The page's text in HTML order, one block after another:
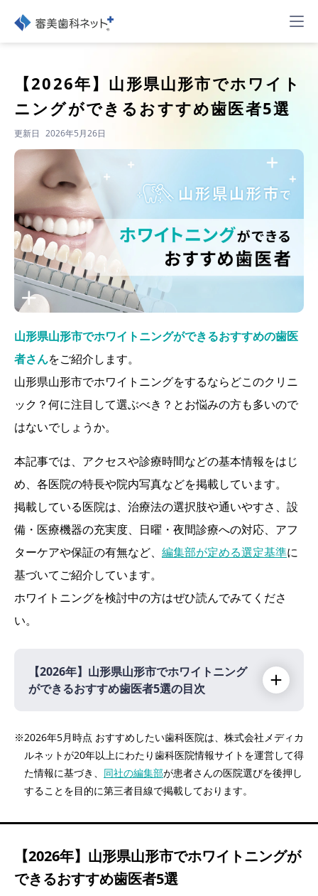
【2026年】 山形県山形市でホワイト
ニングができるおすすめ歯医者5選
更新日 2026年5月26日
山形県山形市でホワイトニングができるおすすめの歯医
者さんをご紹介します。
山形県山形市でホワイトニングをするならどこのクリニ
ック？何に注目して選ぶべき？とお悩みの方も多いので
はないでしょうか。
本記事では、アクセスや診療時間などの基本情報をはじ
め、各医院の特長や院内写真などを掲載しています。
掲載している医院は、治療法の選択肢や通いやすさ、設
備・医療機器の充実度、日曜・夜間診療への対応、アフ
ターケアや保証の有無など、 編集部が定める選定基準に
基づいてご紹介しています。
ホワイトニングを検討中の方はぜひ読んでみてくださ
い。
【2026年】 山形県山形市でホワイトニング
ができるおすすめ歯医者5選の目次
新田歯科医院（蔵王駅 車で4分）
たちばな歯科クリニック（北山形駅 車で6
分）
医療法人社団 よしはら歯科医院（山形駅 車
なりさわ歯科クリニック（蔵王駅 徒歩20分）
鈴木歯科クリニック（山形駅 車で10分）
※2026年5月時点 おすすめしたい歯科医院は、株式会社メディカ
ルネットが20年以上にわたり歯科医院情報サイトを運営して得
た情報に基づき、 同社の編集部が患者さんの医院選びを後押し
することを目的に第三者目線で掲載しております。
【2026年】 山形県山形市でホワイトニングが
できるおすすめ歯医者5選